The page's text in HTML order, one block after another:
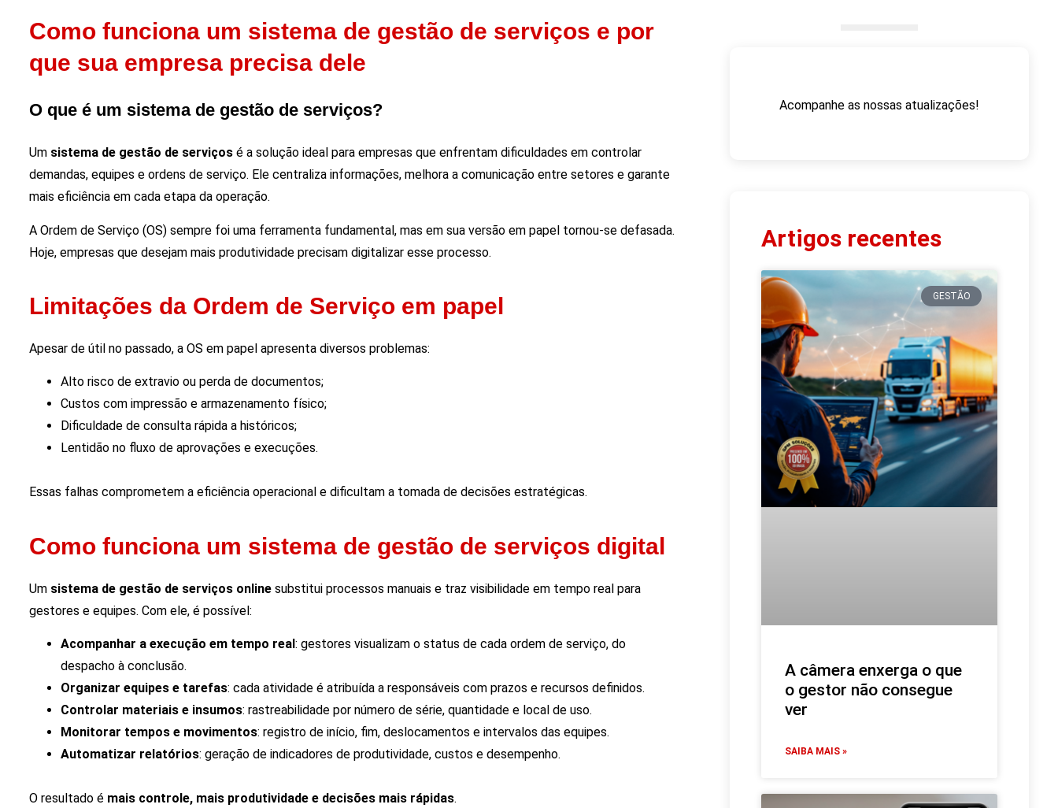
Como funciona um sistema de gestão de serviços e por
que sua empresa precisa dele
O que é um sistema de gestão de serviços?
Um sistema de gestão de serviços é a solução ideal para empresas que enfrentam dificuldades em controlar
demandas, equipes e ordens de serviço. Ele centraliza informações, melhora a comunicação entre setores e garante
mais eficiência em cada etapa da operação.
A Ordem de Serviço (OS) sempre foi uma ferramenta fundamental, mas em sua versão em papel tornou-se defasada.
Hoje, empresas que desejam mais produtividade precisam digitalizar esse processo.
Limitações da Ordem de Serviço em papel
Apesar de útil no passado, a OS em papel apresenta diversos problemas:
Alto risco de extravio ou perda de documentos;
Custos com impressão e armazenamento físico;
Dificuldade de consulta rápida a históricos;
Lentidão no fluxo de aprovações e execuções.
Essas falhas comprometem a eficiência operacional e dificultam a tomada de decisões estratégicas.
Como funciona um sistema de gestão de serviços digital
Um sistema de gestão de serviços online substitui processos manuais e traz visibilidade em tempo real para
gestores e equipes. Com ele, é possível:
Acompanhar a execução em tempo real: gestores visualizam o status de cada ordem de serviço, do
despacho à conclusão.
Organizar equipes e tarefas: cada atividade é atribuída a responsáveis com prazos e recursos definidos.
Controlar materiais e insumos: rastreabilidade por número de série, quantidade e local de uso.
Monitorar tempos e movimentos: registro de início, fim, deslocamentos e intervalos das equipes.
Automatizar relatórios: geração de indicadores de produtividade, custos e desempenho.
O resultado é mais controle, mais produtividade e decisões mais rápidas.
Acompanhe as nossas atualizações!
Artigos recentes
GESTÃO
A câmera enxerga o que
o gestor não consegue
ver
SAIBA MAIS »